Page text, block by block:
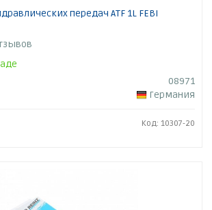
передач ATF 1L FEBI
08971
Германия
Код: 10307-20